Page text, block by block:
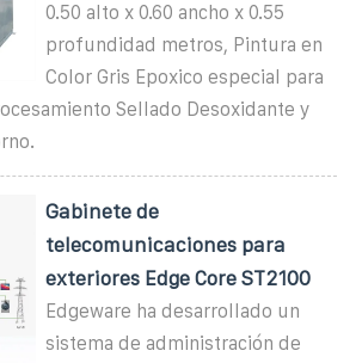
0.50 alto x 0.60 ancho x 0.55
profundidad metros, Pintura en
Color Gris Epoxico especial para
Sellado Desoxidante y
Gabinete de
telecomunicaciones para
exteriores Edge Core ST2100
Edgeware ha desarrollado un
sistema de administración de